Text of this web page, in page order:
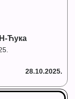
Ћука
28.10.2025.